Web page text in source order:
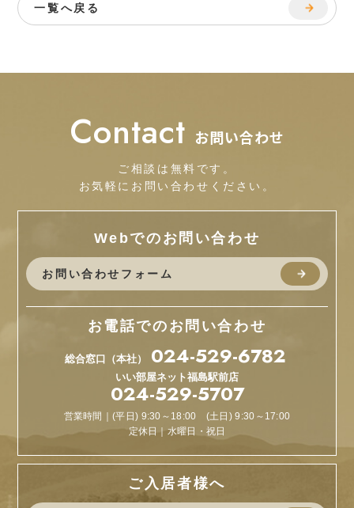
一覧へ戻る
Contact お問い合わせ
ご相談は無料です。
お気軽にお問い合わせください。
Webでのお問い合わせ
お問い合わせフォーム
お電話でのお問い合わせ
総合窓口（本社） 024-529-6782
いい部屋ネット福島駅前店
024-529-5707
営業時間｜(平日) 9:30～18:00 (土日) 9:30～17:00
定休日｜水曜日・祝日
ご入居者様へ